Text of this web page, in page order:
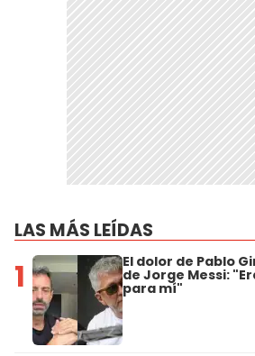
LAS MÁS LEÍDAS
1 El dolor de Pablo
de Jorge Messi:
para mí"